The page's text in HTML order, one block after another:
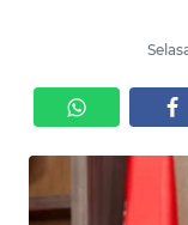
KRIMINAL
EKUIN